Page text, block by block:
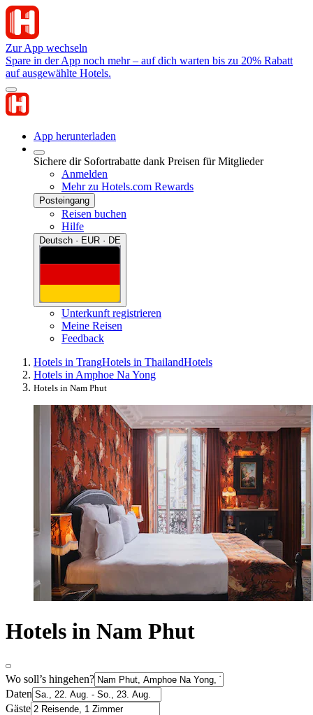
Zur App wechseln
Spare in der App noch mehr – auf dich warten bis zu 20% Rabatt
auf ausgewählte Hotels.
App herunterladen
Sichere dir Sofortrabatte dank Preisen für Mitglieder
Anmelden
Mehr zu Hotels.com Rewards
Posteingang
Reisen buchen
Hilfe
Deutsch · EUR · DE
Unterkunft registrieren
Meine Reisen
Feedback
Hotels in TrangHotels in ThailandHotels
Hotels in Amphoe Na Yong
Hotels in Nam Phut
Hotels in Nam Phut
Wo soll’s hingehen?
Daten
Gäste